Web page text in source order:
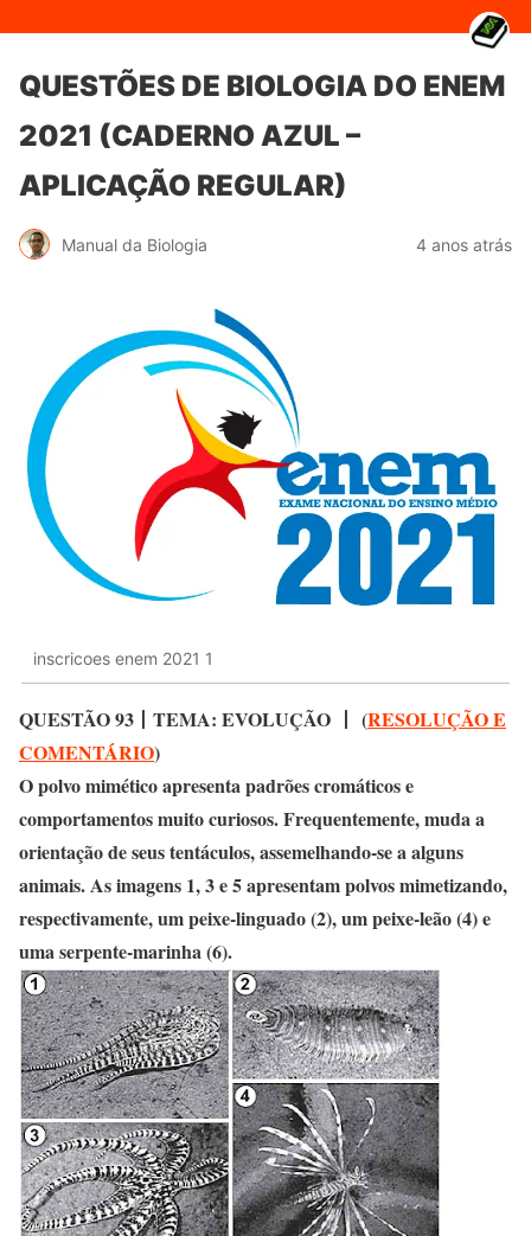
QUESTÕES DE BIOLOGIA DO ENEM
2021 (CADERNO AZUL –
APLICAÇÃO REGULAR)
Manual da Biologia 4 anos atrás
inscricoes enem 2021 1
QUESTÃO 93 丨 TEMA: EVOLUÇÃO 丨 (RESOLUÇÃO E
COMENTÁRIO)
O polvo mimético apresenta padrões cromáticos e
comportamentos muito curiosos. Frequentemente, muda a
orientação de seus tentáculos, assemelhando-se a alguns
animais. As imagens 1, 3 e 5 apresentam polvos mimetizando,
respectivamente, um peixe-linguado (2), um peixe-leão (4) e
uma serpente-marinha (6).